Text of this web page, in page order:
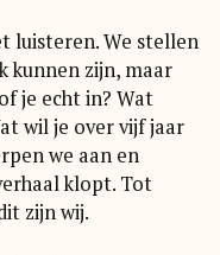
luisteren. We stellen
kunnen zijn, maar
je echt in? Wat
wil je over vijf jaar
we aan en
klopt. Tot
zijn wij.